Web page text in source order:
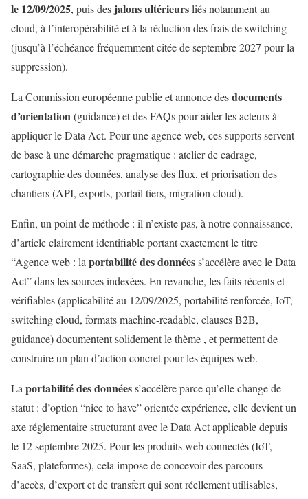
le 12/09/2025, puis des jalons ultérieursliés notamment au
cloud, à l’interopérabilité et à la réduction des frais de switching
(jusqu’à l’échéance fréquemment citée de septembre 2027 pour la
suppression).
La Commission européenne publie et annonce desdocuments
d’orientation(guidance) et des FAQs pour aider les acteurs à
appliquer le Data Act. Pour une agence web, ces supports servent
de base à une démarche pragmatique : atelier de cadrage,
cartographie des données, analyse des flux, et priorisation des
chantiers (API, exports, portail tiers, migration cloud).
Enfin, un point de méthode : il n’existe pas, à notre connaissance,
d’article clairement identifiable portant exactement le titre
“Agence web : la portabilité des donnéess’accélère avec le Data
Act” dans les sources indexées. En revanche, les faits récents et
vérifiables (applicabilité au 12/09/2025, portabilité renforcée, IoT,
switching cloud, formats machine-readable, clauses B2B,
guidance) documentent solidement le thème , et permettent de
construire un plan d’action concret pour les équipes web.
La portabilité des donnéess’accélère parce qu’elle change de
statut : d’option “nice to have” orientée expérience, elle devient un
axe réglementaire structurant avec le Data Act applicable depuis
le 12 septembre 2025. Pour les produits web connectés (IoT,
SaaS, plateformes), cela impose de concevoir des parcours
d’accès, d’export et de transfert qui sont réellement utilisables,